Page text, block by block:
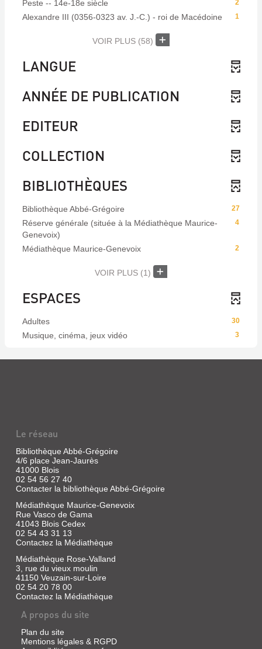
2
Peste -- 14e-18e siècle
1
Alexandre III (0356-0323 av. J.-C.) - roi de Macédoine
VOIR PLUS (58)
LANGUE
ANNÉE DE PUBLICATION
EDITEUR
COLLECTION
BIBLIOTHÈQUES
27
Bibliothèque Abbé-Grégoire
4
Réserve générale (située à la Médiathèque Maurice-
Genevoix)
2
Médiathèque Maurice-Genevoix
VOIR PLUS (1)
ESPACES
30
Adultes
3
Musique, cinéma, jeux vidéo
Le réseau
Bibliothèque Abbé-Grégoire
4/6 place Jean-Jaurès
41000 Blois
02 54 56 27 40
Contacter la bibliothèque Abbé-Grégoire
Médiathèque Maurice-Genevoix
Rue Vasco de Gama
41043 Blois Cedex
02 54 43 31 13
Contactez la Médiathèque
Médiathèque Rose-Valland
3, rue du vieux moulin
41150 Veuzain-sur-Loire
02 54 20 78 00
Contactez la Médiathèque
A propos du site
Plan du site
Mentions légales & RGPD